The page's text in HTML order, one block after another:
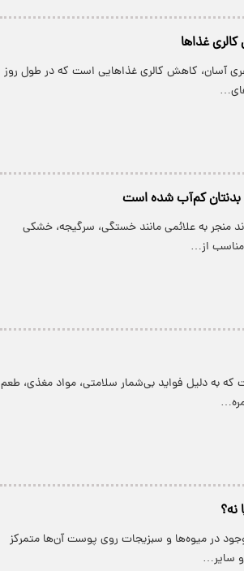
کالری غذاها
آسان، کاهش کالری غذاهایی است که در طول روز
منجر به علائمی مانند خستگی، سرگیجه، خشکی
از…
که به دلیل فواید بی‌شمار سلامتی، مواد مغذی، طعم
نه؟
در میوه‌ها و سبزیجات روی پوست آن‌ها متمرکز
سایر…